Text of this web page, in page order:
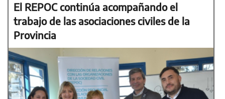
El REPOC continúa acompañando el
trabajo de las asociaciones civiles de la
Provincia